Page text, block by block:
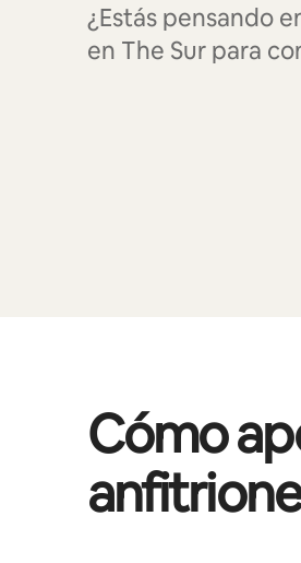
¿Estás pensando
en The Sur para
Cómo